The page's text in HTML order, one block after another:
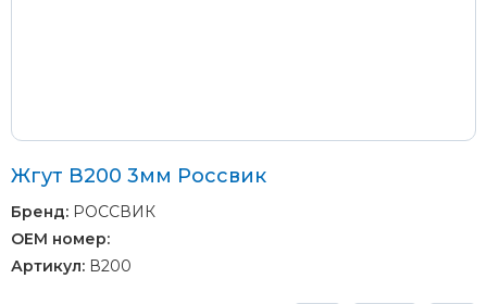
Жгут В200 3мм Россвик
Бренд: РОССВИК
OEM номер:
Артикул: В200